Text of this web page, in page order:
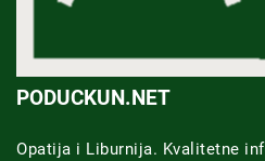
PODUCKUN.NET
Opatija i Liburnija. Kvalitetne